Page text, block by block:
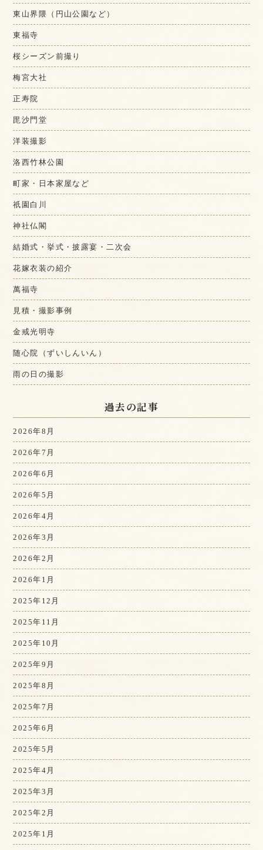
東山界隈（円山公園など）
東福寺
桜シーズン前撮り
梅宮大社
正寿院
毘沙門堂
洋装撮影
洛西竹林公園
町家・日本家屋など
祇園白川
神社仏閣
結婚式・挙式・披露宴・二次会
花嫁衣装の紹介
萬福寺
見積・撮影事例
金戒光明寺
随心院（ずいしんいん）
雨の日の撮影
過去の記事
2026年8月
2026年7月
2026年6月
2026年5月
2026年4月
2026年3月
2026年2月
2026年1月
2025年12月
2025年11月
2025年10月
2025年9月
2025年8月
2025年7月
2025年6月
2025年5月
2025年4月
2025年3月
2025年2月
2025年1月